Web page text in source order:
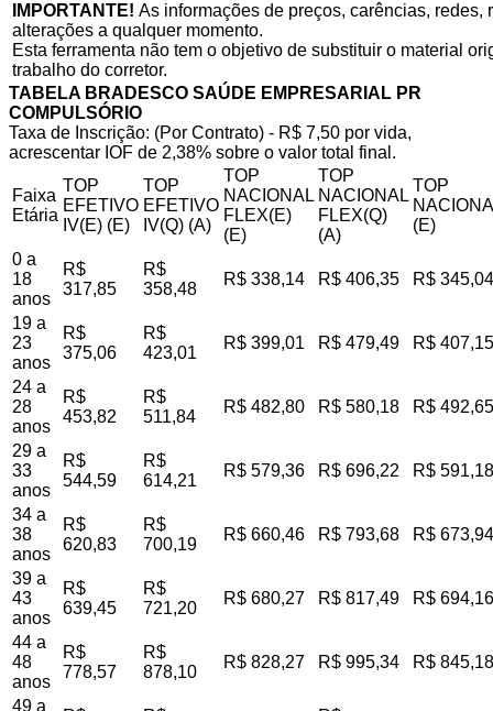
IMPORTANTE! As informações de preços, carências,
alterações a qualquer momento.
Esta ferramenta não tem o objetivo de substituir o material
trabalho do corretor.
TABELA BRADESCO SAÚDE EMPRESARIAL PR
COMPULSÓRIO
Taxa de Inscrição: (Por Contrato) - R$ 7,50 por vida,
acrescentar IOF de 2,38% sobre o valor total final.
Faixa
Etária
TOP
EFETIVO
IV(E) (E)
TOP
EFETIVO
IV(Q) (A)
TOP
NACIONAL
FLEX(E)
(E)
TOP
NACIONAL
FLEX(Q)
(A)
TOP
(E)
0 a
18
anos
R$
317,85
R$
358,48
R$ 338,14 R$ 406,35 R$ 345,04
19 a
23
anos
R$
375,06
R$
423,01
R$ 399,01 R$ 479,49 R$ 407,15
24 a
28
anos
R$
453,82
R$
511,84
R$ 482,80 R$ 580,18 R$ 492,65
29 a
33
anos
R$
544,59
R$
614,21
R$ 579,36 R$ 696,22 R$ 591,18
34 a
38
anos
R$
620,83
R$
700,19
R$ 660,46 R$ 793,68 R$ 673,94
39 a
43
anos
R$
639,45
R$
721,20
R$ 680,27 R$ 817,49 R$ 694,16
44 a
48
anos
R$
778,57
R$
878,10
R$ 828,27 R$ 995,34 R$ 845,18
49 a